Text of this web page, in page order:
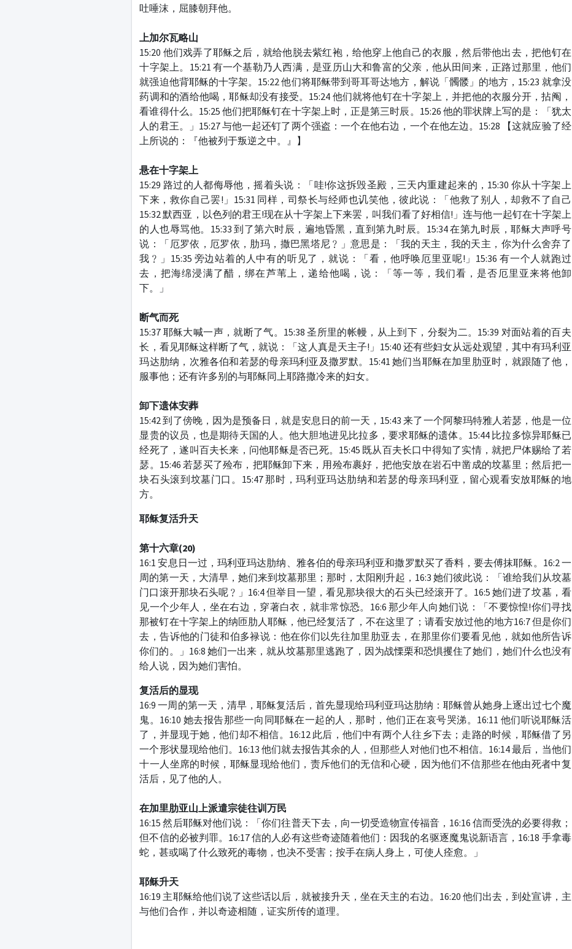
吐唾沫，屈膝朝拜他。
上加尔瓦略山
15:20 他们戏弄了耶稣之后，就给他脱去紫红袍，给他穿上他自己的衣服，然后带他出去，把他钉在
十字架上。15:21 有一个基勒乃人西满，是亚历山大和鲁富的父亲，他从田间来，正路过那里，他们
就强迫他背耶稣的十字架。15:22 他们将耶稣带到哥耳哥达地方，解说「髑髅」的地方，15:23 就拿没
药调和的酒给他喝，耶稣却没有接受。15:24 他们就将他钉在十字架上，并把他的衣服分开，拈阄，
看谁得什么。15:25 他们把耶稣钉在十字架上时，正是第三时辰。15:26 他的罪状牌上写的是：「犹太
人的君王。」15:27 与他一起还钉了两个强盗：一个在他右边，一个在他左边。15:28 【这就应验了经
上所说的：『他被列于叛逆之中。』】
悬在十字架上
15:29 路过的人都侮辱他，摇着头说：「哇!你这拆毁圣殿，三天内重建起来的，15:30 你从十字架上
下来，救你自己罢!」15:31 同样，司祭长与经师也讥笑他，彼此说：「他救了别人，却救不了自己
15:32 默西亚，以色列的君王!现在从十字架上下来罢，叫我们看了好相信!」连与他一起钉在十字架上
的人也辱骂他。15:33 到了第六时辰，遍地昏黑，直到第九时辰。15:34 在第九时辰，耶稣大声呼号
说：「厄罗依，厄罗依，肋玛，撒巴黑塔尼﹖」意思是：「我的天主，我的天主，你为什么舍弃了
我﹖」15:35 旁边站着的人中有的听见了，就说：「看，他呼唤厄里亚呢!」15:36 有一个人就跑过
去，把海绵浸满了醋，绑在芦苇上，递给他喝，说：「等一等，我们看，是否厄里亚来将他卸
下。」
断气而死
15:37 耶稣大喊一声，就断了气。15:38 圣所里的帐幔，从上到下，分裂为二。15:39 对面站着的百夫
长，看见耶稣这样断了气，就说：「这人真是天主子!」15:40 还有些妇女从远处观望，其中有玛利亚
玛达肋纳，次雅各伯和若瑟的母亲玛利亚及撒罗默。15:41 她们当耶稣在加里肋亚时，就跟随了他，
服事他；还有许多别的与耶稣同上耶路撒冷来的妇女。
卸下遗体安葬
15:42 到了傍晚，因为是预备日，就是安息日的前一天，15:43 来了一个阿黎玛特雅人若瑟，他是一位
显贵的议员，也是期待天国的人。他大胆地进见比拉多，要求耶稣的遗体。15:44 比拉多惊异耶稣已
经死了，遂叫百夫长来，问他耶稣是否已死。15:45 既从百夫长口中得知了实情，就把尸体赐给了若
瑟。15:46 若瑟买了殓布，把耶稣卸下来，用殓布裹好，把他安放在岩石中凿成的坟墓里；然后把一
块石头滚到坟墓门口。15:47 那时，玛利亚玛达肋纳和若瑟的母亲玛利亚，留心观看安放耶稣的地
方。
耶稣复活升天
第十六章(20)
16:1 安息日一过，玛利亚玛达肋纳、雅各伯的母亲玛利亚和撒罗默买了香料，要去傅抹耶稣。16:2 一
周的第一天，大清早，她们来到坟墓那里；那时，太阳刚升起，16:3 她们彼此说：「谁给我们从坟墓
门口滚开那块石头呢﹖」16:4 但举目一望，看见那块很大的石头已经滚开了。16:5 她们进了坟墓，看
见一个少年人，坐在右边，穿著白衣，就非常惊恐。16:6 那少年人向她们说：「不要惊惶!你们寻找
那被钉在十字架上的纳匝肋人耶稣，他已经复活了，不在这里了；请看安放过他的地方16:7 但是你们
去，告诉他的门徒和伯多禄说：他在你们以先往加里肋亚去，在那里你们要看见他，就如他所告诉
你们的。」16:8 她们一出来，就从坟墓那里逃跑了，因为战慄栗和恐惧攫住了她们，她们什么也没有
给人说，因为她们害怕。
复活后的显现
16:9 一周的第一天，清早，耶稣复活后，首先显现给玛利亚玛达肋纳：耶稣曾从她身上逐出过七个魔
鬼。16:10 她去报告那些一向同耶稣在一起的人，那时，他们正在哀号哭涕。16:11 他们听说耶稣活
了，并显现于她，他们却不相信。16:12 此后，他们中有两个人往乡下去；走路的时候，耶稣借了另
一个形状显现给他们。16:13 他们就去报告其余的人，但那些人对他们也不相信。16:14 最后，当他们
十一人坐席的时候，耶稣显现给他们，责斥他们的无信和心硬，因为他们不信那些在他由死者中复
活后，见了他的人。
在加里肋亚山上派遣宗徒往训万民
16:15 然后耶稣对他们说：「你们往普天下去，向一切受造物宣传福音，16:16 信而受洗的必要得救；
但不信的必被判罪。16:17 信的人必有这些奇迹随着他们：因我的名驱逐魔鬼说新语言，16:18 手拿毒
蛇，甚或喝了什么致死的毒物，也决不受害；按手在病人身上，可使人痊愈。」
耶稣升天
16:19 主耶稣给他们说了这些话以后，就被接升天，坐在天主的右边。16:20 他们出去，到处宣讲，主
与他们合作，并以奇迹相随，证实所传的道理。